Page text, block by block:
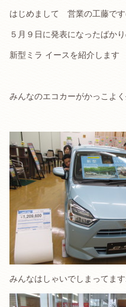
はじめまして 営業の工藤で
５月９日に発表になったばか
新型ミラ イースを紹介します
みんなのエコカーがかっこよ
みんなはしゃいでしまってま